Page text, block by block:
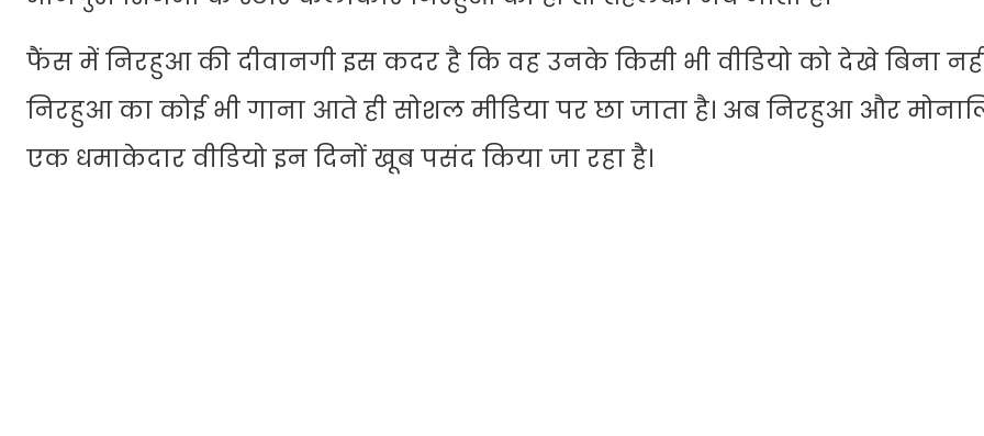
फैंस में निरहुआ की दीवानगी इस कदर है कि वह उनके किसी भी वीडियो को देखे बिना
निरहुआ का कोई भी गाना आते ही सोशल मीडिया पर छा जाता है। अब निरहुआ और
एक धमाकेदार वीडियो इन दिनों खूब पसंद किया जा रहा है।